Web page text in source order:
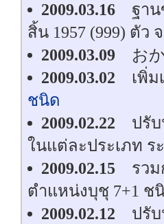
2009.03.16 ฐาน
สิ้น 1957 (999) ตัว
2009.03.09 おか
2009.03.02 เพิ่ม
ชนิด
2009.02.22 ปรับ
ในแต่ละประเภท
2009.02.15 รวม
ตำแหน่งบุชุ 7+1 ช
2009.02.12 ปรับ